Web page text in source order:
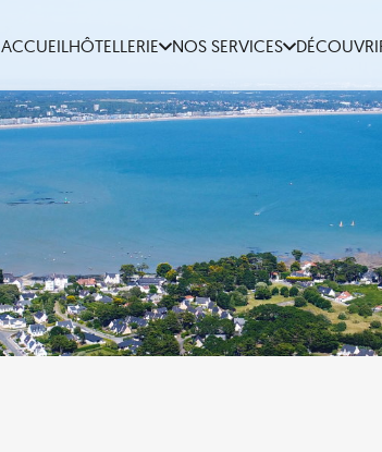
ACCUEILHÔTELLERIE NOS SERVICES